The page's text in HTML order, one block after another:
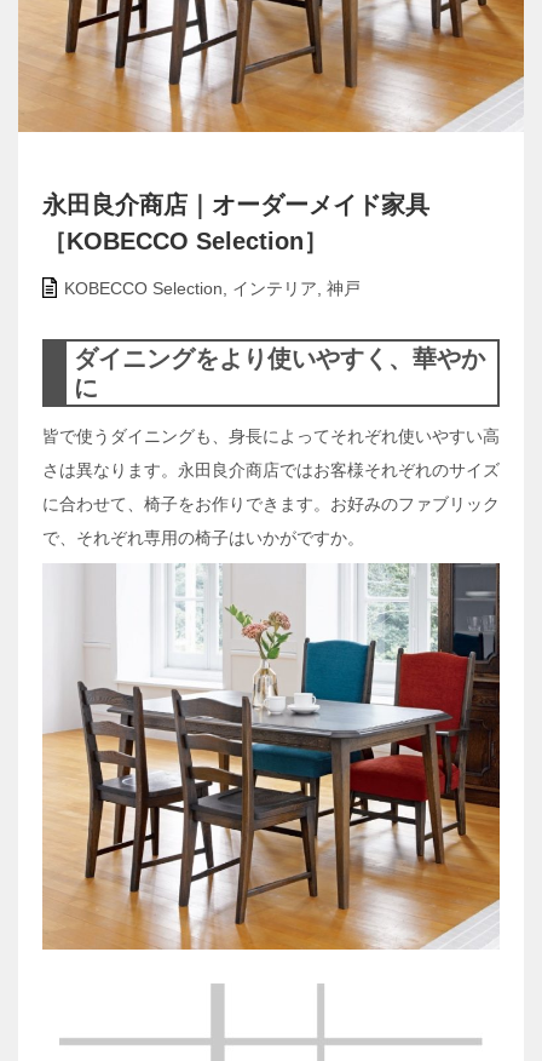
永田良介商店｜オーダーメイド家具
［KOBECCO Selection］
KOBECCO Selection インテリア 神戸
ダイニングをより使いやすく、華やか
に
皆で使うダイニングも、身長によってそれぞれ使いやすい高
さは異なります。永田良介商店ではお客様それぞれのサイズ
に合わせて、椅子をお作りできます。お好みのファブリック
で、それぞれ専用の椅子はいかがですか。